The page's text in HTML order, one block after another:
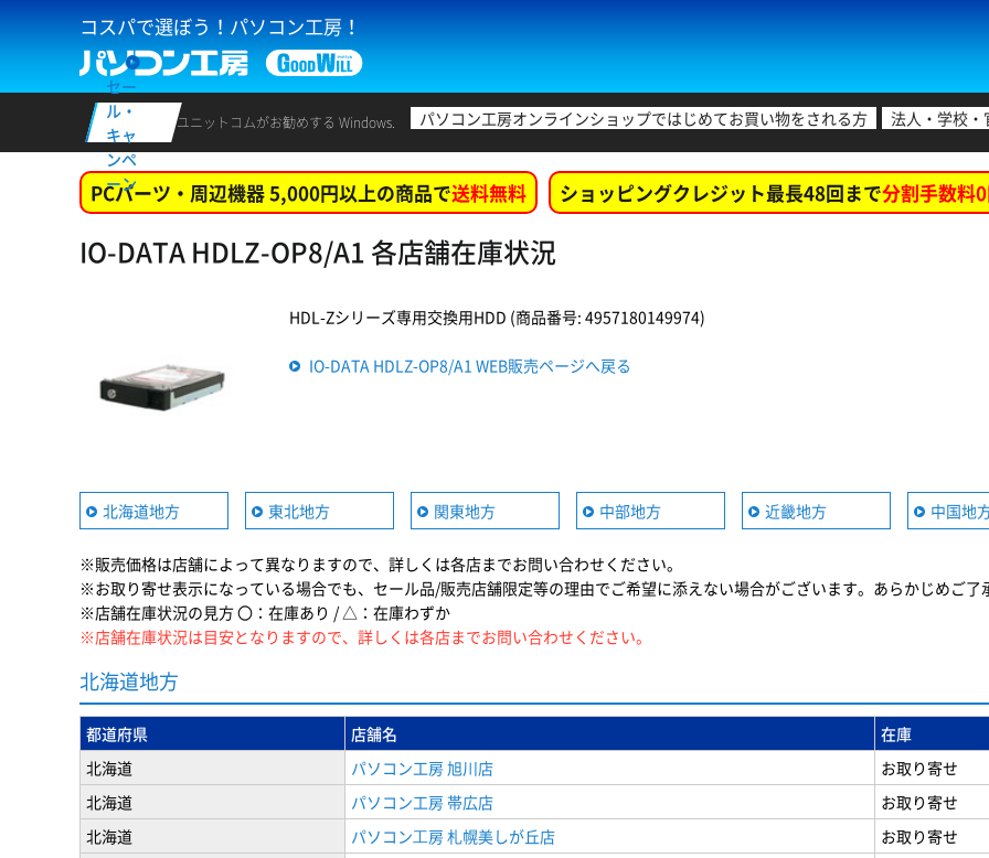
コスパで選ぼう！パソコン工房！
セー
ル・
キャ
ンペ
ーン
ユニットコムがお勧めする Windows. パソコン工房オンラインショップではじめてお買い物をされる方 法人・学校
PCパーツ・周辺機器 5,000円以上の商品で送料無料 ショッピングクレジット最長48回まで分割手数料
IO-DATA HDLZ-OP8/A1 各店舗在庫状況
HDL-Zシリーズ専用交換用HDD (商品番号: 4957180149974)
IO-DATA HDLZ-OP8/A1 WEB販売ページへ戻る
北海道地方 東北地方 関東地方 中部地方 近畿地方 中国地
※販売価格は店舗によって異なりますので、詳しくは各店までお問い合わせください。
※お取り寄せ表示になっている場合でも、セール品/販売店舗限定等の理由でご希望に添えない場合がございます。あらかじめご了
※店舗在庫状況の見方 〇：在庫あり / △：在庫わずか
※店舗在庫状況は目安となりますので、詳しくは各店までお問い合わせください。
北海道地方
都道府県 店舗名
在庫
北海道
パソコン工房 旭川店
お取り寄せ
北海道
パソコン工房 帯広店
お取り寄せ
北海道
パソコン⼯房 札幌美しが丘店
お取り寄せ